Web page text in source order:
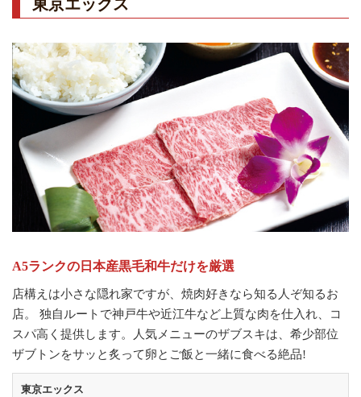
東京エックス
A5ランクの日本産黒毛和牛だけを厳選
店構えは小さな隠れ家ですが、焼肉好きなら知る人ぞ知るお
店。 独自ルートで神戸牛や近江牛など上質な肉を仕入れ、コ
スパ高く提供します。人気メニューのザブスキは、希少部位
ザブトンをサッと炙って卵とご飯と一緒に食べる絶品!
東京エックス